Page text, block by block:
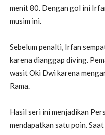
menit 80. Dengan gol ini
musim ini.
Sebelum penalti, Irfan
karena dianggap diving.
wasit Oki Dwi karena
Rama.
Hasil seri ini menjadikan
mendapatkan satu poin.